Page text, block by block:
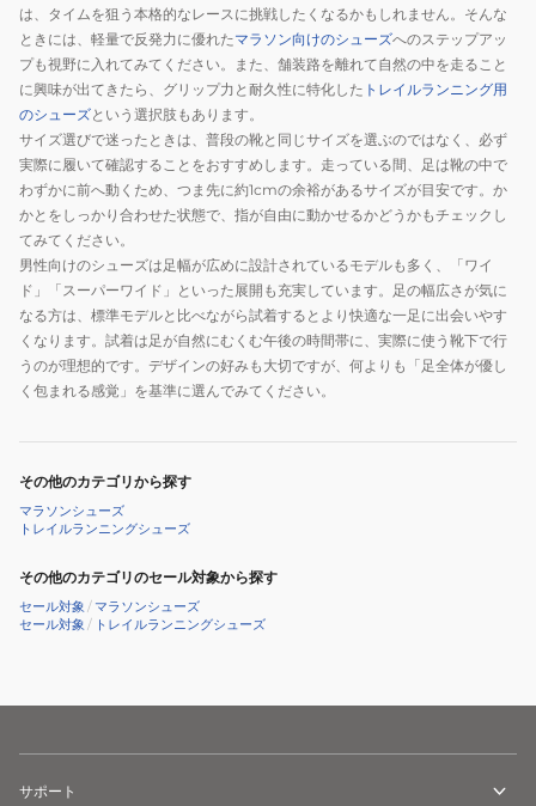
は、タイムを狙う本格的なレースに挑戦したくなるかもしれません。そんな
ときには、軽量で反発力に優れたマラソン向けのシューズへのステップアッ
プも視野に入れてみてください。また、舗装路を離れて自然の中を走ること
に興味が出てきたら、グリップ力と耐久性に特化した トレイルランニング用
のシューズという選択肢もあります。
サイズ選びで迷ったときは、普段の靴と同じサイズを選ぶのではなく、必ず
実際に履いて確認することをおすすめします。走っている間、足は靴の中で
わずかに前へ動くため、つま先に約1cmの余裕があるサイズが目安です。か
かとをしっかり合わせた状態で、指が自由に動かせるかどうかもチェックし
てみてください。
男性向けのシューズは足幅が広めに設計されているモデルも多く、「ワイ
ド」「スーパーワイド」といった展開も充実しています。足の幅広さが気に
なる方は、標準モデルと比べながら試着するとより快適な一足に出会いやす
くなります。試着は足が自然にむくむ午後の時間帯に、実際に使う靴下で行
うのが理想的です。デザインの好みも大切ですが、何よりも「足全体が優し
く包まれる感覚」を基準に選んでみてください。
その他のカテゴリから探す
マラソンシューズ
トレイルランニングシューズ
その他のカテゴリのセール対象から探す
セール対象 / マラソンシューズ
セール対象 / トレイルランニングシューズ
サポート